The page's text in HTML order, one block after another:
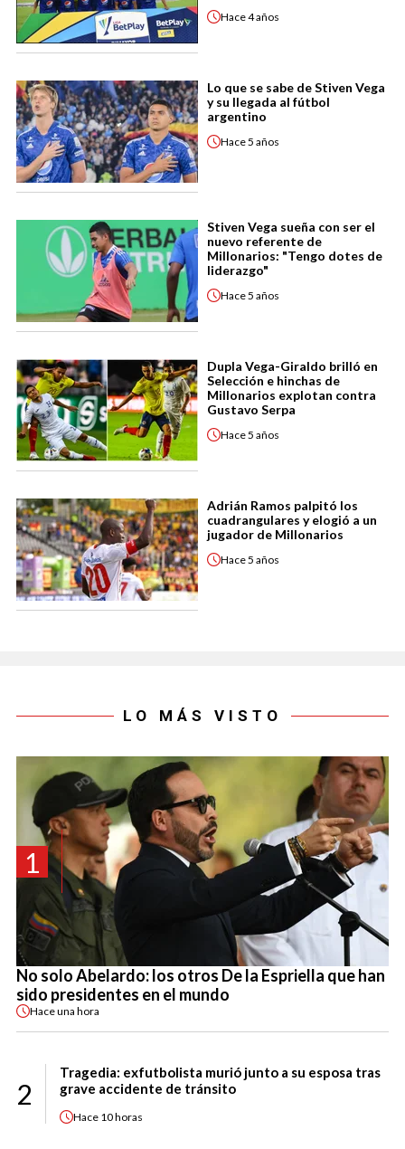
Hace4 años
Lo que se sabe de Stiven Vega
y su llegada al fútbol
argentino
Hace5 años
Stiven Vega sueña con ser el
nuevo referente de
Millonarios: "Tengo dotes de
liderazgo"
Hace5 años
Dupla Vega-Giraldo brilló en
Selección e hinchas de
Millonarios explotan contra
Gustavo Serpa
Hace5 años
Adrián Ramos palpitó los
cuadrangulares y elogió a un
jugador de Millonarios
Hace5 años
LO MÁS VISTO
1
No solo Abelardo: los otros De la Espriella que han
sido presidentes en el mundo
Haceuna hora
2
Tragedia: exfutbolista murió junto a su esposa tras
grave accidente de tránsito
Hace 10 horas